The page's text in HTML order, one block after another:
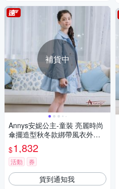
補貨中
Annys安妮公主-童裝 亮麗時尚
傘擺造型秋冬款綁帶風衣外套*
2298水藍
$1,832
活動 券
貨到通知我